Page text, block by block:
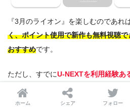
『3月のライオン』を楽しむのであれ
く、ポイント使用で新作も無料視聴で
おすすめです。
ただし、すでにU-NEXTを利用経験あ
が配信されている
他の動画配信サービ
しましょう！
ホーム シェア フォロー